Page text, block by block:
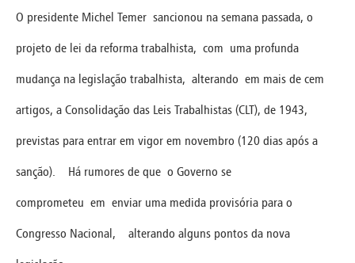
O presidente Michel Temer sancionou na semana passada, o
projeto de lei da reforma trabalhista, com uma profunda
mudança na legislação trabalhista, alterando em mais de cem
artigos, a Consolidação das Leis Trabalhistas (CLT), de 1943,
previstas para entrar em vigor em novembro (120 dias após a
sanção). Há rumores de que o Governo se
comprometeu em enviar uma medida provisória para o
Congresso Nacional, alterando alguns pontos da nova